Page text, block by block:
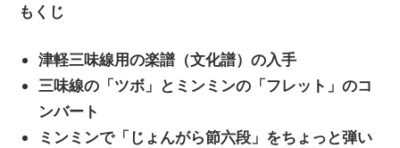
もくじ
津軽三味線用の楽譜（文化譜）の入手
三味線の「ツボ」とミンミンの「フレット」のコ
ンバート
ミンミンで「じょんがら節六段」をちょっと弾い